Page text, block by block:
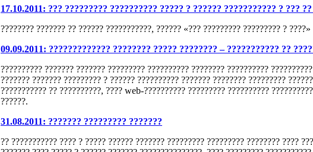
17.10.2011: ??? ????????? ?????????? ????? ? ?????? ??????????? ? ???
???????? ??????? ?? ?????? ???????????, ?????? «??? ????????? ????????? ?
09.09.2011: ????????????? ???????? ????? ???????? – ??????????? ??
?????????? ??????? ??????? ????????? ?????????? ???????? ??????????
??????? ??????? ????????? ? ?????? ?????????? ??????? ???????? ?????????
??????????? ?? ??????????, ???? web-?????????? ????????? ??????????
??????.
31.08.2011: ??????? ????????? ???????
?? ??????????? ???? ? ????? ?????? ??????? ????????? ????????? ???????? ????